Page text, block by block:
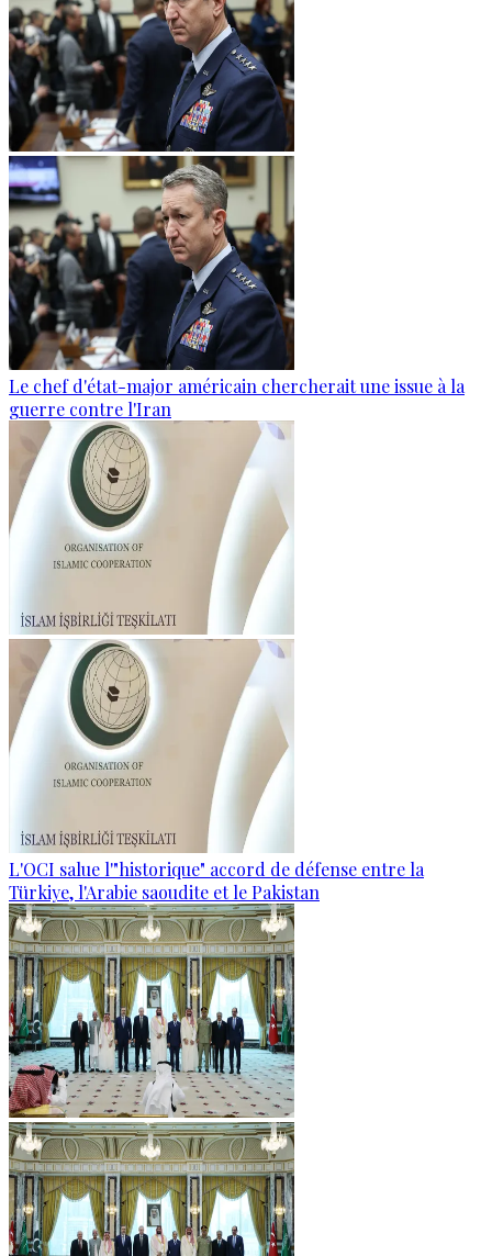
Le chef d'état-major américain chercherait une issue à la
guerre contre l'Iran
L'OCI salue l'"historique" accord de défense entre la
Türkiye, l'Arabie saoudite et le Pakistan